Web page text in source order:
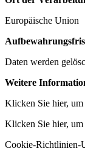
Europäische Union
Daten werden
Weitere
Klicken Sie hier, um
Klicken Sie hier, um
Cookie-Richtlinien-